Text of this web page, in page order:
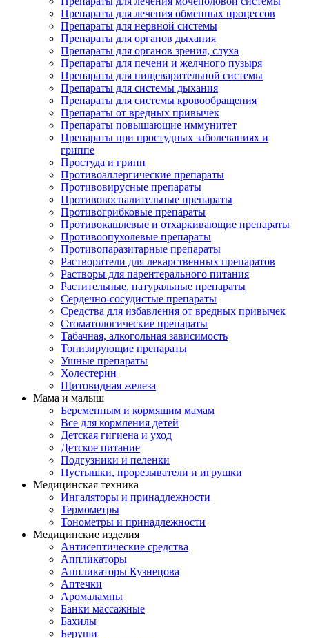
Препараты для лечения обменных процессов
Препараты для нервной системы
Препараты для органов дыхания
Препараты для органов зрения, слуха
Препараты для печени и желчного пузыря
Препараты для пищеварительной системы
Препараты для системы дыхания
Препараты для системы кровообращения
Препараты от вредных привычек
Препараты повышающие иммунитет
Препараты при простудных заболеваниях и
гриппе
Простуда и грипп
Противоаллергические препараты
Противовирусные препараты
Противовоспалительные препараты
Противогрибковые препараты
Противокашлевые и отхаркивающие препараты
Противоопухолевые препараты
Противопаразитарные препараты
Растворители для лекарственных препаратов
Растворы для парентерального питания
Растительные, натуральные препараты
Сердечно-сосудистые препараты
Средства для избавления от вредных привычек
Стоматологические препараты
Табачная, алкогольная зависимость
Тонизирующие препараты
Ушные препараты
Холестерин
Щитовидная железа
Мама и малыш
Беременным и кормящим мамам
Все для кормления детей
Детская гигиена и уход
Детское питание
Подгузники и пеленки
Пустышки, прорезыватели и игрушки
Медицинская техника
Ингаляторы и принадлежности
Термометры
Тонометры и принадлежности
Медицинские изделия
Антисептические средства
Аппликаторы
Аппликаторы Кузнецова
Аптечки
Аромалампы
Банки массажные
Бахилы
Беруши